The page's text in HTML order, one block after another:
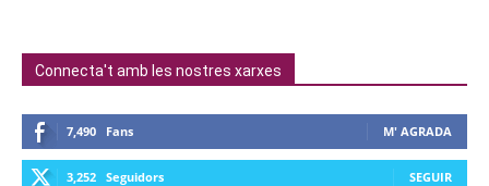
Connecta't amb les nostres xarxes
7,490 Fans M' AGRADA
3,252 Seguidors SEGUIR